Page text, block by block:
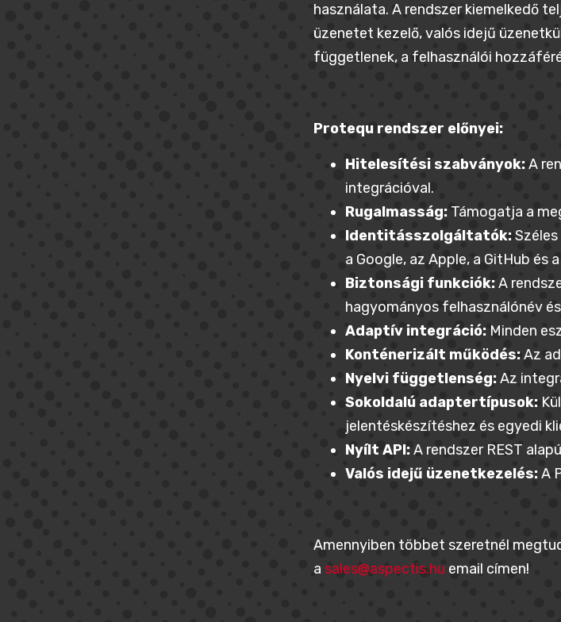
használata. A rendszer kiemelkedő
üzenetet kezelő, valós idejű
függetlenek, a felhasználói
Protequ rendszer előnyei:
Hitelesítési szabványok:A
integrációval.
Rugalmasság:Támogatja a
Identitásszolgáltatók:
a Google, az Apple, a GitHub és
Biztonsági funkciók:A
hagyományos felhasználónév
Adaptív integráció:Minden
Konténerizált működés:Az
Nyelvi függetlenség:Az
Sokoldalú adaptertípusok:
jelentéskészítéshez és egyedi
Nyílt API:A rendszer REST
Valós idejű üzenetkezelés:A
Amennyiben többet szeretnél
a sales@aspectis.hu email címen!